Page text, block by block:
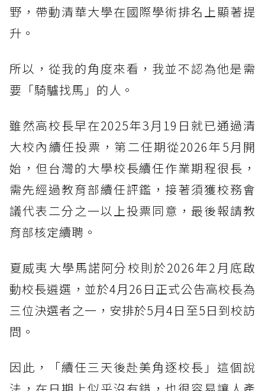
野，帶動清華大學在國際學術排名上顯著提
升。
所以，從我的角度來看，我並不認為他是需
要「騎驢找馬」的人。
雖然高校長早在2025年3月19日就已通過清
大校內續任投票，第二任期從2026年5月開
始，但台灣的大學校長續任作業期程很長，
需先經過教育部續任評鑑，接著須獲校務會
議代表二分之一以上投票同意，最後報請教
育部核定續聘。
夏威夷大學馬諾阿分校則於2026年2月底啟
動校長遴選，並於4月26日正式公告高校長為
三位決選者之一，安排於5月4日至5日到校訪
問。
因此，「續任三天後赴美角逐校長」這個說